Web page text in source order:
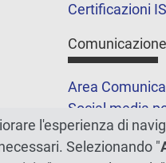
Certificazioni
Comunicazione
Area
Social media
Podcast
Merchandising
l'esperienza di
Selezionando "